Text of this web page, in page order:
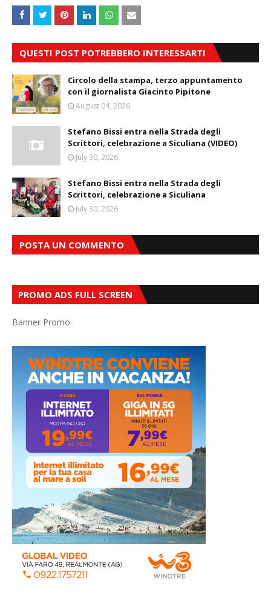
QUESTI POST POTREBBERO INTERESSARTI
Circolo della stampa, terzo appuntamento
con il giornalista Giacinto Pipitone
August 04, 2026
Stefano Bissi entra nella Strada degli
Scrittori, celebrazione a Siculiana (VIDEO)
July 30, 2026
Stefano Bissi entra nella Strada degli
Scrittori, celebrazione a Siculiana
July 30, 2026
POSTA UN COMMENTO
PROMO ADS FULL SCREEN
Banner Promo